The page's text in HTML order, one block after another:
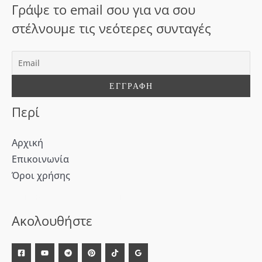
σ
α
Γράψε το email σου για να σου
στέλνουμε τις νεότερες συνταγές
Περί
Αρχική
Επικοινωνία
Όροι χρήσης
Ακολουθήστε